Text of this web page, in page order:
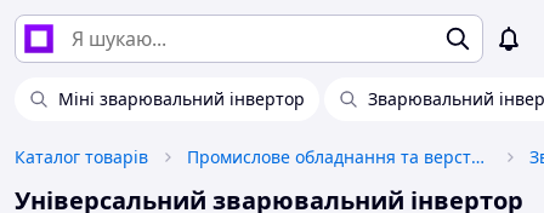
Міні зварювальний інвертор Зварювальний
Каталог товарів Промислове обладнання та верстати
Універсальний зварювальний інвертор